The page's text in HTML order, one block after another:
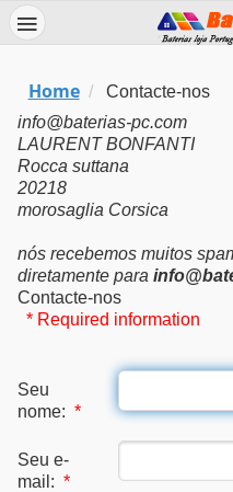
Home /
Contacte-nos
info@baterias-pc.com
LAURENT BONFANTI
Rocca suttana
20218
morosaglia Corsica
nós recebemos muitos
diretamente para
Contacte-nos
* Required information
Seu
nome: *
Seu e-
mail: *